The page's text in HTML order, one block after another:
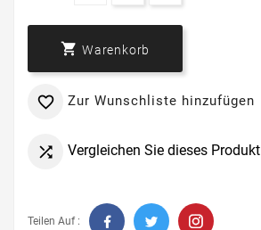
 Warenkorb
 Zur Wunschliste hinzufügen
 Vergleichen Sie dieses Produkt
Teilen Auf :